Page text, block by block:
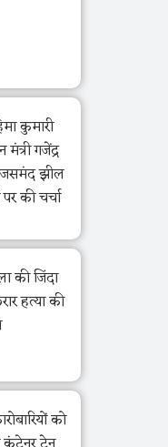
कुमारी
गजेंद्र
झील
की चर्चा
की जिंदा
हत्या की
को